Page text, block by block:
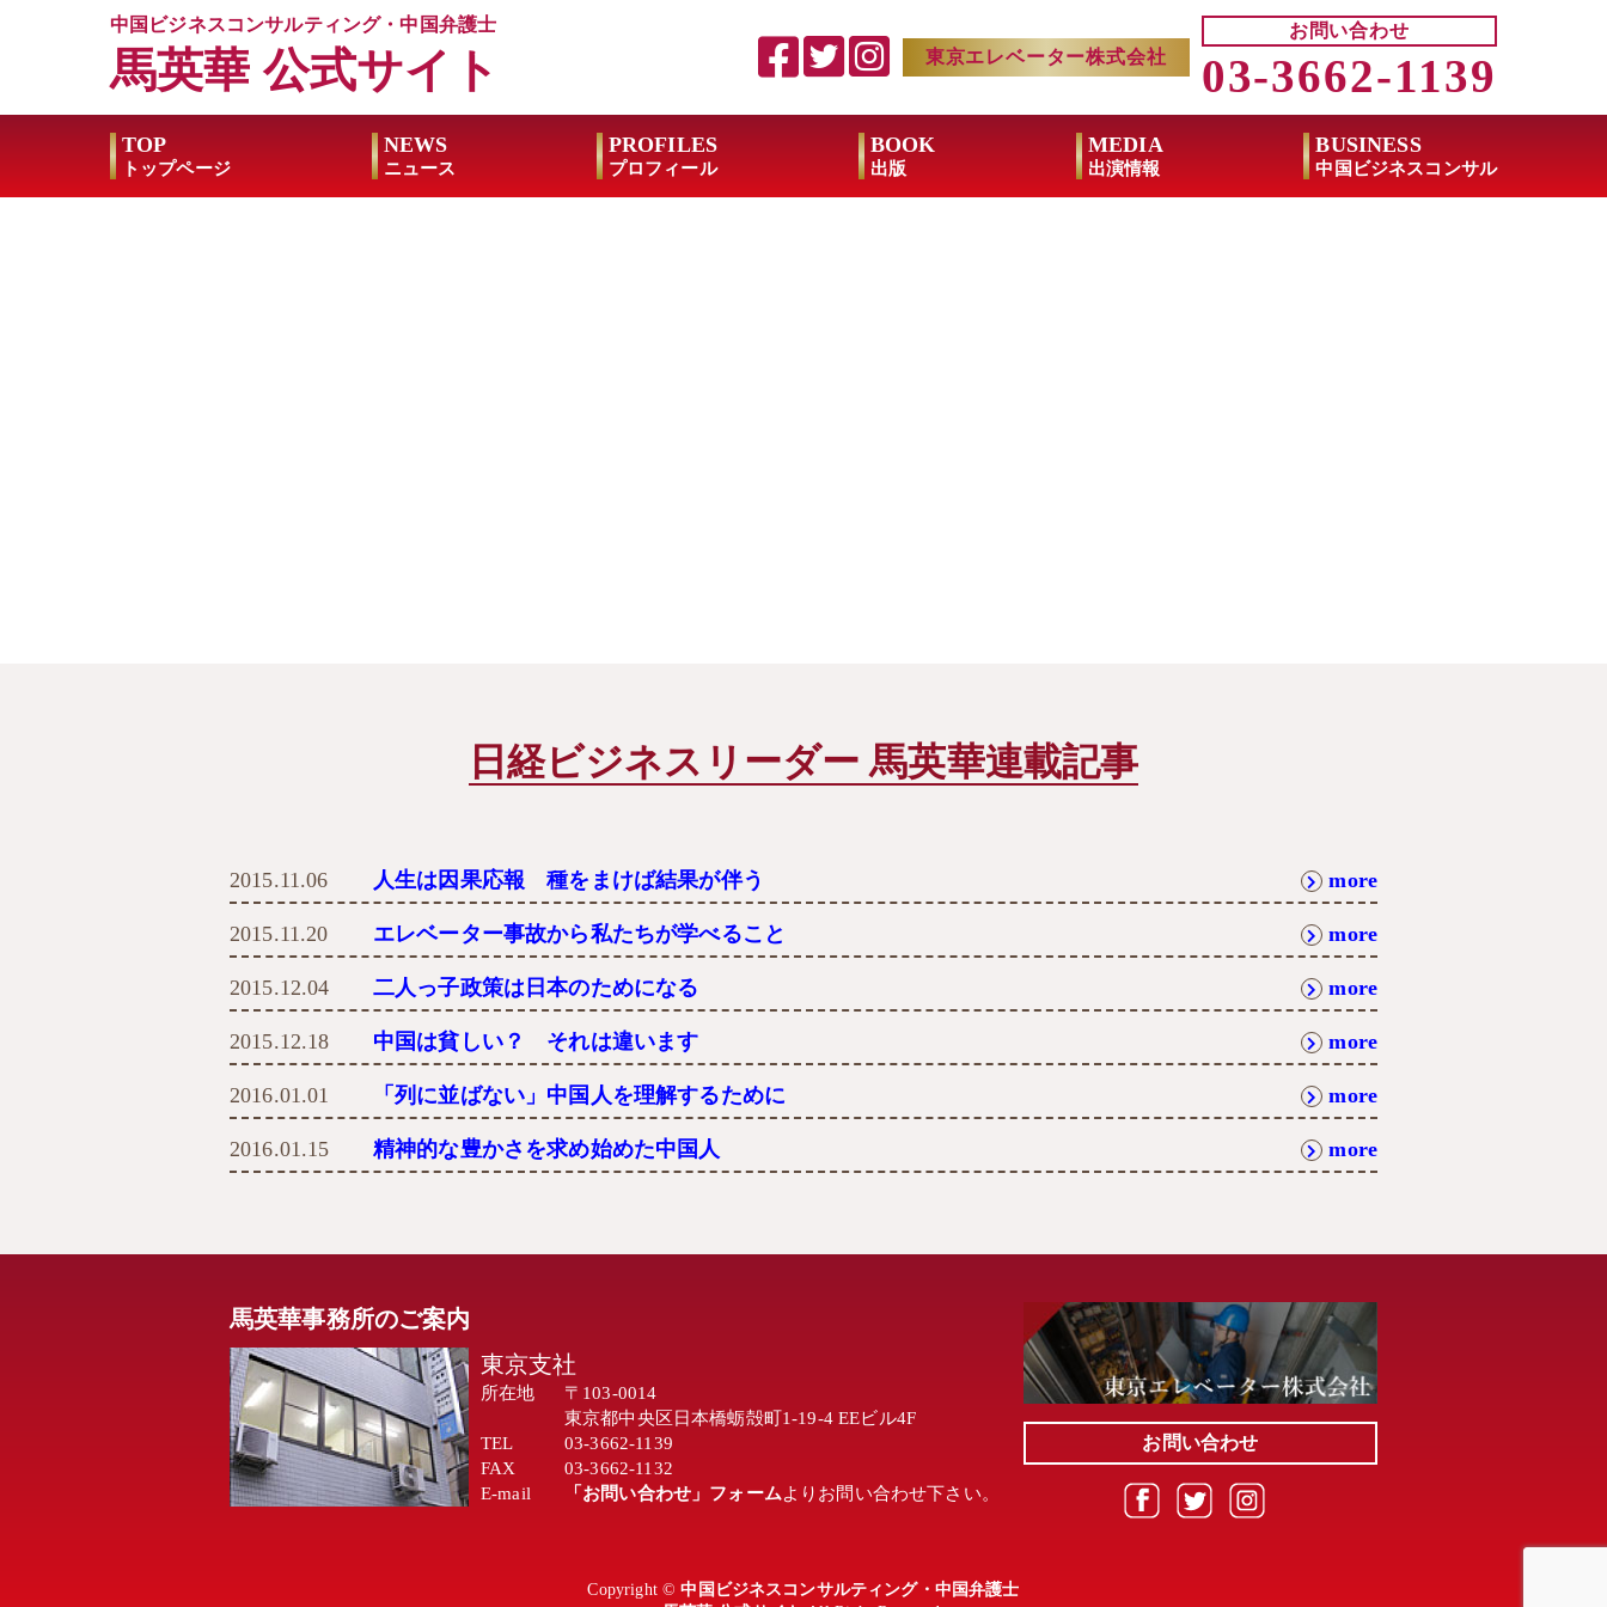
中国ビジネスコンサルティング・中国弁護士
馬英華 公式サイト 東京エレベーター株式会社
お問い合わせ
03-3662-1139
TOP
トップページ
NEWS
ニュース
PROFILES
プロフィール
BOOK
出版
MEDIA
出演情報
BUSINESS
中国ビジネスコンサル
日経ビジネスリーダー 馬英華連載記事
2015.11.06 人生は因果応報 種をまけば結果が伴う more
2015.11.20 エレベーター事故から私たちが学べること more
2015.12.04 二人っ子政策は日本のためになる more
2015.12.18 中国は貧しい？ それは違います more
2016.01.01 「列に並ばない」中国人を理解するために more
2016.01.15 精神的な豊かさを求め始めた中国人 more
馬英華事務所のご案内
東京支社
所在地
〒103-0014
東京都中央区日本橋蛎殻町1-19-4 EEビル4F
TEL
03-3662-1139
FAX
03-3662-1132
E-mail
「お問い合わせ」フォームよりお問い合わせ下さい。
お問い合わせ
Copyright ©中国ビジネスコンサルティング・中国弁護士